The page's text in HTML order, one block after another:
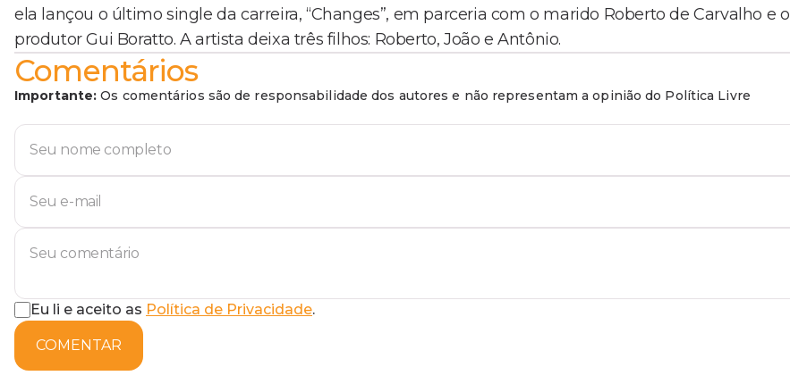
ela lançou o último single da carreira, “Changes”, em parceria com o marido Roberto de Carvalho e o
produtor Gui Boratto. A artista deixa três filhos: Roberto, João e Antônio.
Comentários
Importante: Os comentários são de responsabilidade dos autores e não representam a opinião do Política Livre
Eu li e aceito as Política de Privacidade.
COMENTAR